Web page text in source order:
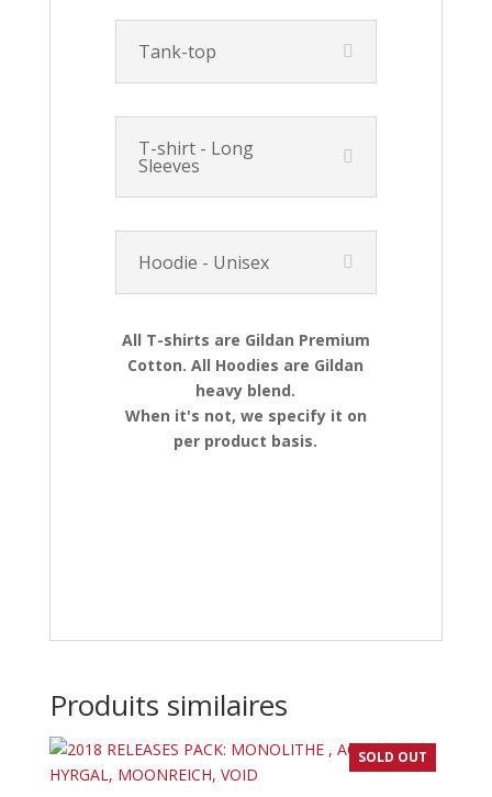
Tank-top
T-shirt - Long
Sleeves
Hoodie - Unisex
All T-shirts are Gildan Premium
Cotton. All Hoodies are Gildan
heavy blend.
When it's not, we specify it on
per product basis.
Produits similaires
SOLD OUT